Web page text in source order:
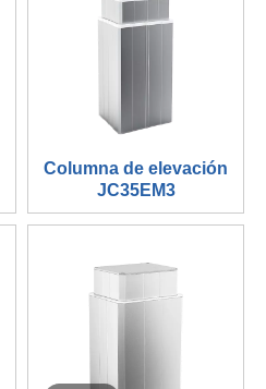
Columna de elevación
JC35EM3